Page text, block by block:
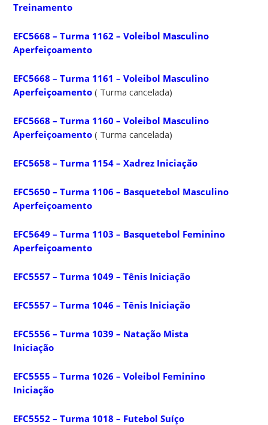
Treinamento
EFC5668 – Turma 1162 – Voleibol Masculino
Aperfeiçoamento
EFC5668 – Turma 1161 – Voleibol Masculino
Aperfeiçoamento ( Turma cancelada)
EFC5668 – Turma 1160 – Voleibol Masculino
Aperfeiçoamento ( Turma cancelada)
EFC5658 – Turma 1154 – Xadrez Iniciação
EFC5650 – Turma 1106 – Basquetebol Masculino
Aperfeiçoamento
EFC5649 – Turma 1103 – Basquetebol Feminino
Aperfeiçoamento
EFC5557 – Turma 1049 – Tênis Iniciação
EFC5557 – Turma 1046 – Tênis Iniciação
EFC5556 – Turma 1039 – Natação Mista
Iniciação
EFC5555 – Turma 1026 – Voleibol Feminino
Iniciação
EFC5552 – Turma 1018 – Futebol Suíço